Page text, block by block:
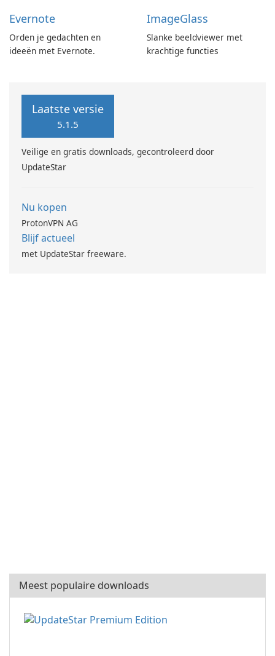
Evernote
Orden je gedachten en
ideeën met Evernote.
ImageGlass
Slanke beeldviewer met
krachtige functies
Laatste versie
5.1.5
Veilige en gratis downloads, gecontroleerd door
UpdateStar
Nu kopen
ProtonVPN AG
Blijf actueel
met UpdateStar freeware.
Meest populaire downloads